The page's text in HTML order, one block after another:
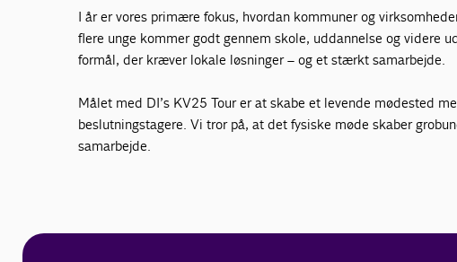
I år er vores primære fokus, hvordan kommuner og
flere unge kommer godt gennem skole, uddannelse og videre
formål, der kræver lokale løsninger – og et stærkt samarbejde.
Målet med DI’s KV25 Tour er at skabe et levende mødested
beslutningstagere. Vi tror på, at det fysiske møde skaber
samarbejde.